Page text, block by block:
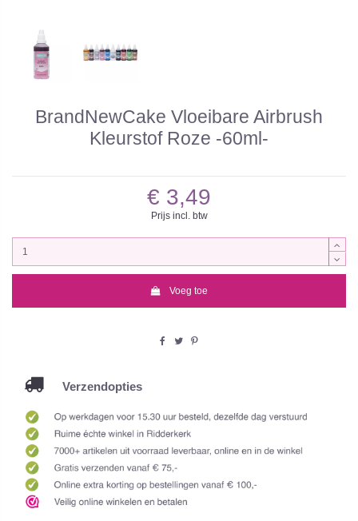
BrandNewCake Vloeibare Airbrush
Kleurstof Roze -60ml-
€ 3,49
Prijs incl. btw
Voeg toe
Verzendopties